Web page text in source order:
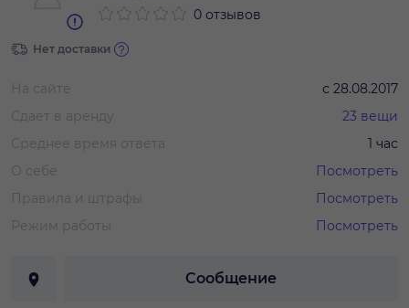
0 отзывов
Нет доставки
На сайте с 28.08.2017
Сдает в аренду
23 вещи
Среднее время ответа
1 час
О себе
Посмотреть
Правила и штрафы
Посмотреть
Режим работы
Посмотреть
Сообщение